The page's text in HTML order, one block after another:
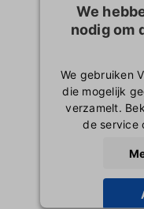
We
nodig om
We gebruiken
die mogelijk
verzamelt.
de service